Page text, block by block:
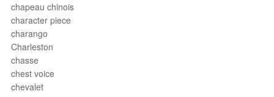
chapeau chinois
character piece
charango
Charleston
chasse
chest voice
chevalet